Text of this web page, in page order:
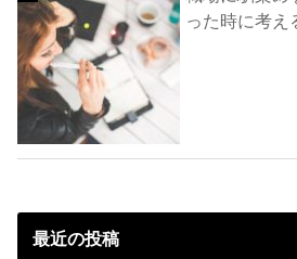
った時に考え
最近の投稿